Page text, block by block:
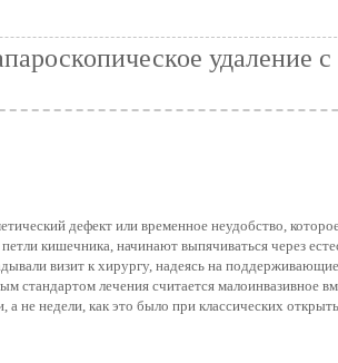
удаление
дефект или временное неудобство,
кишечника, начинают выпячиваться через
визит к хирургу, надеясь на
стандартом лечения считается малоинвазивное
не недели, как это было при классических